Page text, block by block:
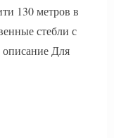
130 метров в
стебли с
Для